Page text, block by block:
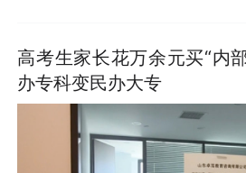
高考生家长花万余元买“内
办专科变民办大专